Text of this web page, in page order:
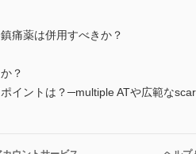
痛薬は併用すべきか？
？
イントは？─multiple ATや広範な